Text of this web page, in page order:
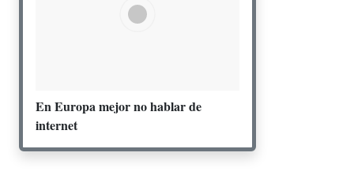
En Europa mejor no hablar de
internet